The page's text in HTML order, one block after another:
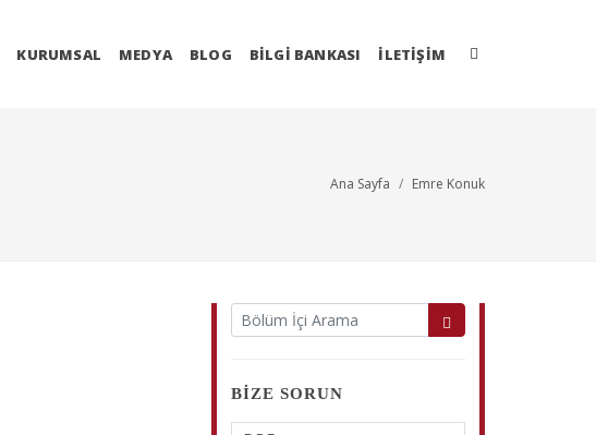
KURUMSAL MEDYA BLOG BİLGİ BANKASI İLETIŞIM
Ana Sayfa Emre Konuk
BIZE SORUN